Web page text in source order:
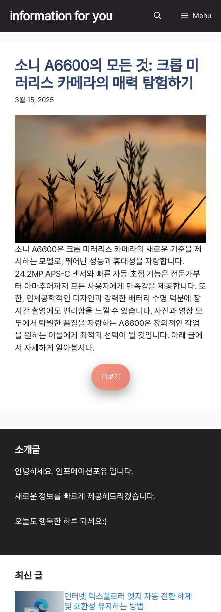
content
information for you Menu
소니 A6600의 모든 것: 크롭 미
러리스 카메라의 매력 탐험하기
3월 15, 2025
소니 A6600은 크롭 미러리스 카메라의 새로운 기준을 제
시하는 모델로, 뛰어난 성능과 휴대성을 자랑합니다.
24.2MP APS-C 센서와 빠른 자동 초점 기능은 전문가부
터 아마추어까지 모든 사용자에게 만족감을 제공합니다. 또
한, 인체공학적인 디자인과 강력한 배터리 수명 덕분에 장
시간 촬영에도 편리함을 느낄 수 있습니다. 사진과 영상 모
두에서 탁월한 품질을 자랑하는 A6600은 창의적인 작업
을 원하는 이들에게 최적의 선택이 될 것입니다. 아래 글에
서 자세하게 알아봅시다.
더보기
소개글
안녕하세요. 인포메이션포유 입니다.
새로운 정보를 빠르게 제공해드리겠습니다.
오늘도 행복한 하루 되세요:)
최신 글
인터넷 익스플로러 엣지 자동 전환 해제
및 호환성 유지하는 방법